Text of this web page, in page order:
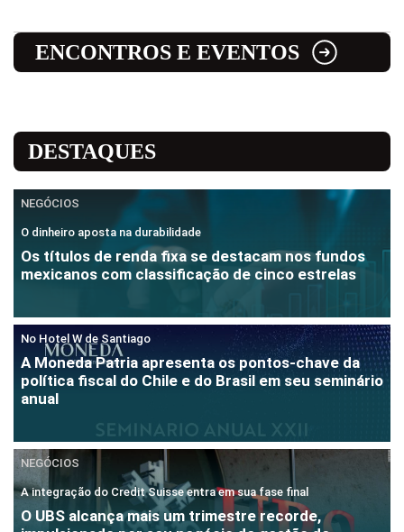
ENCONTROS E EVENTOS
DESTAQUES
NEGÓCIOS
O dinheiro aposta na durabilidade
Os títulos de renda fixa se destacam nos fundos
mexicanos com classificação de cinco estrelas
No Hotel W de Santiago
A Moneda Patria apresenta os pontos-chave da
política fiscal do Chile e do Brasil em seu seminário
anual
NEGÓCIOS
A integração do Credit Suisse entra em sua fase final
O UBS alcança mais um trimestre recorde,